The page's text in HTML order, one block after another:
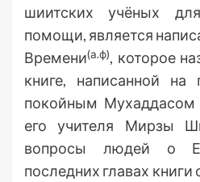
шиитских учёных
помощи, является
Времени(а.ф), которое
книге, написанной на
покойным
его учителя Мирзы
вопросы людей о
последних главах